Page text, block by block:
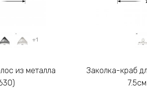
+1
Заколка-краб для волос из металла